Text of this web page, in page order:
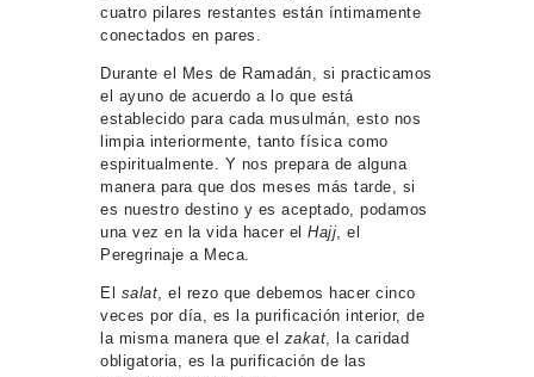
cuatro pilares restantes están íntimamente
conectados en pares.
Durante el Mes de Ramadán, si practicamos
el ayuno de acuerdo a lo que está
establecido para cada musulmán, esto nos
limpia interiormente, tanto física como
espiritualmente. Y nos prepara de alguna
manera para que dos meses más tarde, si
es nuestro destino y es aceptado, podamos
una vez en la vida hacer el Hajj , el
Peregrinaje a Meca.
El salat , el rezo que debemos hacer cinco
veces por día, es la purificación interior, de
la misma manera que el zakat , la caridad
obligatoria, es la purificación de las